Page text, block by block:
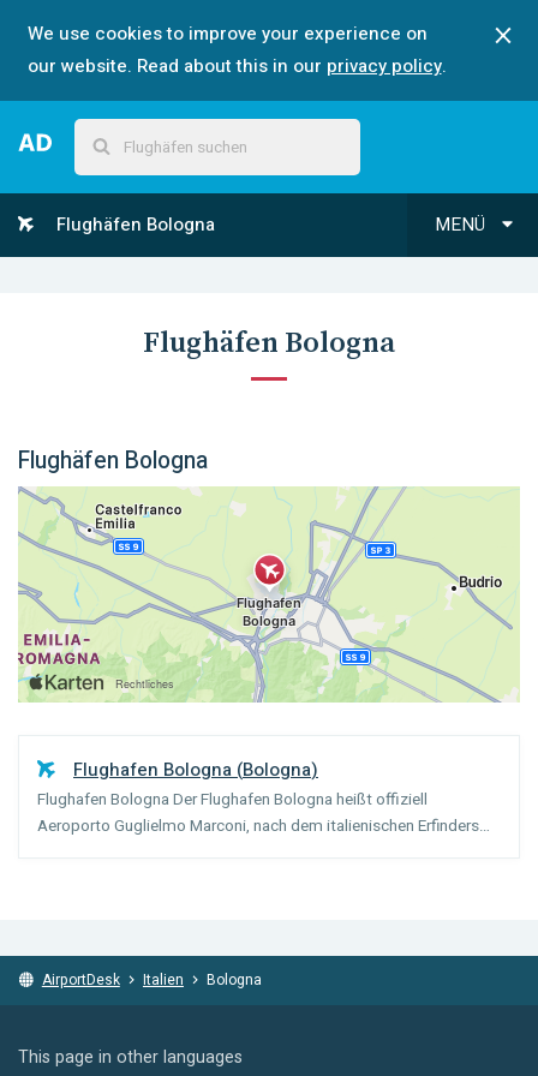
We use cookies to improve your experience on
our website. Read about this in our privacy policy.
MENÜ
Flughäfen Bologna
Flughäfen Bologna
Flughäfen Bologna
Flughafen Bologna (Bologna)
Flughafen Bologna Der Flughafen Bologna heißt offiziell
Aeroporto Guglielmo Marconi, nach dem italienischen Erfinders
AirportDesk Italien Bologna
This page in other languages